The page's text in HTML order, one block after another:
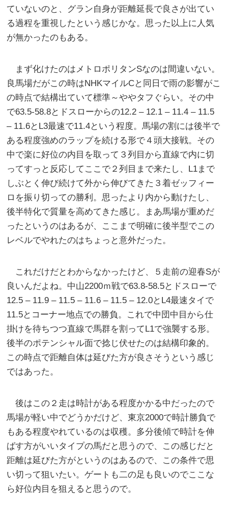
ていないのと、グラン自身が距離延長で良さが出てい
る過程を重視したという感じかな。思った以上に人気
が無かったのもある。
まず化けたのはメトロポリタンSなのは間違いない。
良馬場だがこの時はNHKマイルCと同日で雨の影響がこ
の時点で結構出ていて標準～ややタフぐらい。その中
で63.5-58.8とドスローからの12.2 – 12.1 – 11.4 – 11.5
– 11.6とL3最速で11.4という程度。馬場の割には後半で
ある程度強めのラップを続ける形で４頭大接戦。その
中で楽に好位の内目を取って３列目から直線で内に切
ってすっと反応してここで２列目まで来たし、L1まで
しぶとく伸び続けて外から伸びてきた３着ゼッフィー
ロを振り切っての勝利。思ったより内から動けたし、
後半特化で質量を高めてきた感じ。まあ馬場が重めだ
ったというのはあるが、ここまで明確に後半型でこの
レベルでやれたのはちょっと意外だった。
これだけだとわからなかったけど、５走前の迎春Sが
良いんだよね。中山2200ｍ戦で63.8-58.5とドスローで
12.5 – 11.9 – 11.5 – 11.6 – 11.5 – 12.0とL4最速タイで
11.5とコーナー地点での勝負。これで中団中目から仕
掛けを待ちつつ直線で馬群を割ってL1で強襲する形。
後半のポテンシャル面で捻じ伏せたのは結構印象的。
この時点で距離自体は延びた方が良さそうという感じ
ではあった。
後はこの２走は時計がある程度かかる中だったので
馬場が軽い中でどうかだけど、東京2000で時計勝負で
もある程度やれているのは収穫。多分後傾で時計を伸
ばす方がいいタイプの馬だと思うので、この感じだと
距離は延びた方がというのはあるので、この条件で思
い切って狙いたい。ゲートも二の足も良いのでここな
ら好位内目を狙えると思うので。